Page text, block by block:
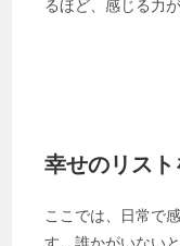
るほど、感じる力
幸せのリス
ここでは、日常で